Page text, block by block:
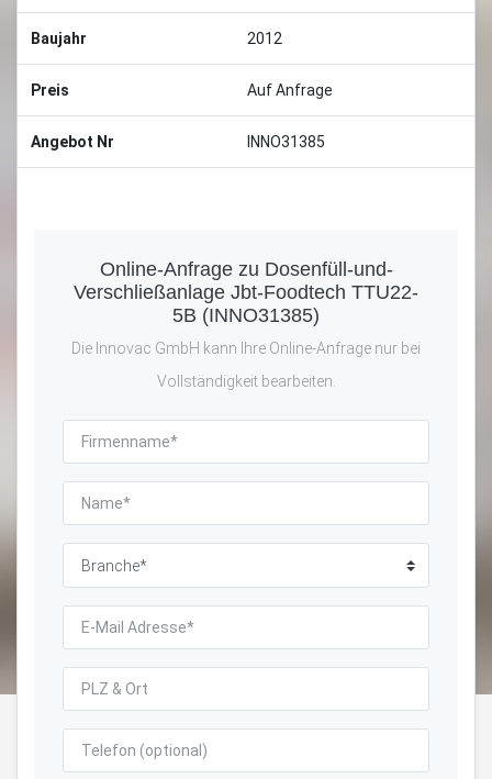
Baujahr 2012
Preis Auf Anfrage
Angebot Nr INNO31385
Online-Anfrage zu Dosenfüll-und-
Verschließanlage Jbt-Foodtech TTU22-
5B (INNO31385)
Die Innovac GmbH kann Ihre Online-Anfrage nur bei
Vollständigkeit bearbeiten.